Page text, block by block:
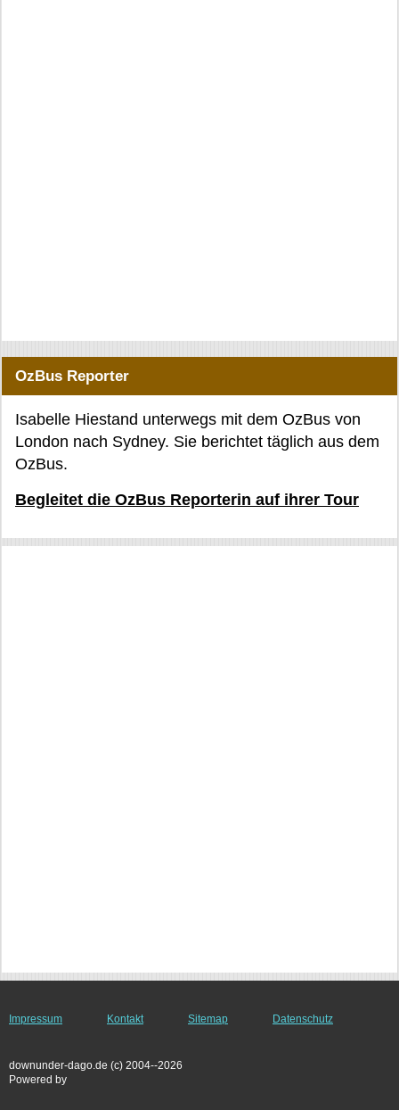
OzBus Reporter
Isabelle Hiestand unterwegs mit dem OzBus von
London nach Sydney. Sie berichtet täglich aus dem
OzBus.
Begleitet die OzBus Reporterin auf ihrer Tour
Impressum Kontakt Sitemap Datenschutz
downunder-dago.de (c) 2004--2026
Powered by